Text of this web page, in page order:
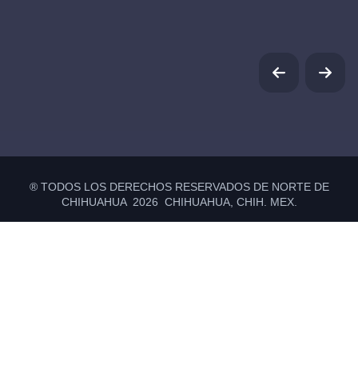
® TODOS LOS DERECHOS RESERVADOS DE NORTE DE
CHIHUAHUA 2026 CHIHUAHUA, CHIH. MEX.